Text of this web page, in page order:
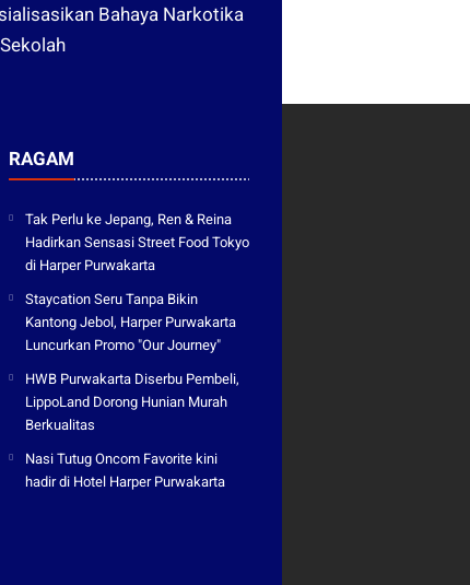
Bahaya Narkotika
RAGAM
Tak Perlu ke Jepang, Ren & Reina
Hadirkan Sensasi Street Food Tokyo
di Harper Purwakarta
Staycation Seru Tanpa Bikin
Kantong Jebol, Harper Purwakarta
Luncurkan Promo "Our Journey"
HWB Purwakarta Diserbu Pembeli,
LippoLand Dorong Hunian Murah
Berkualitas
Nasi Tutug Oncom Favorite kini
hadir di Hotel Harper Purwakarta